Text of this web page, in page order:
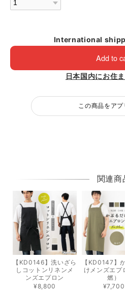
International
Add to
日本国内にお住
この商品をア
関連商
【KD0146】洗いざら
しコットンリネンメ
ンズエプロン
¥8,800
【KD0147】
けメンズエプ
燃）
¥7,700